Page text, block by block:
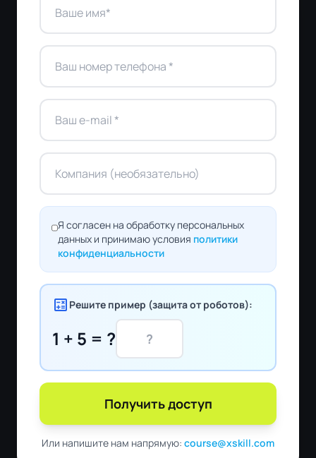
Я согласен на обработку персональных
данных и принимаю условия политики
конфиденциальности
calculate Решите пример (защита от роботов):
1 + 5 = ?
Получить доступ
Или напишите нам напрямую: course@xskill.com